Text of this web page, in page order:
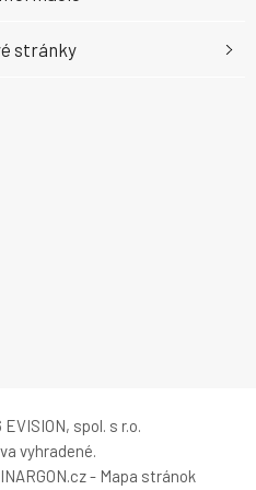
stránky
spol. s r.o.
vyhradené.
- Mapa stránok